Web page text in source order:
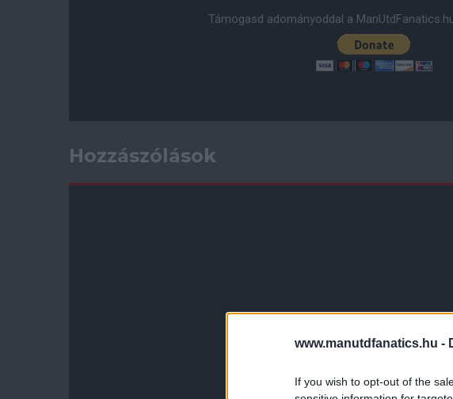
www.manutdfanatics.hu -
If you wish to opt-out of the
Támogasd adományoddal a
Hozzászólások